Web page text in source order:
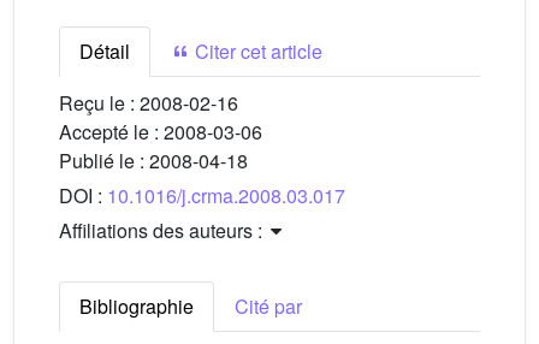
Détail
Citer cet article
Reçu le : 2008-02-16
Accepté le : 2008-03-06
Publié le : 2008-04-18
DOI : 10.1016/j.crma.2008.03.017
Affiliations des auteurs :
Bibliographie
Cité par